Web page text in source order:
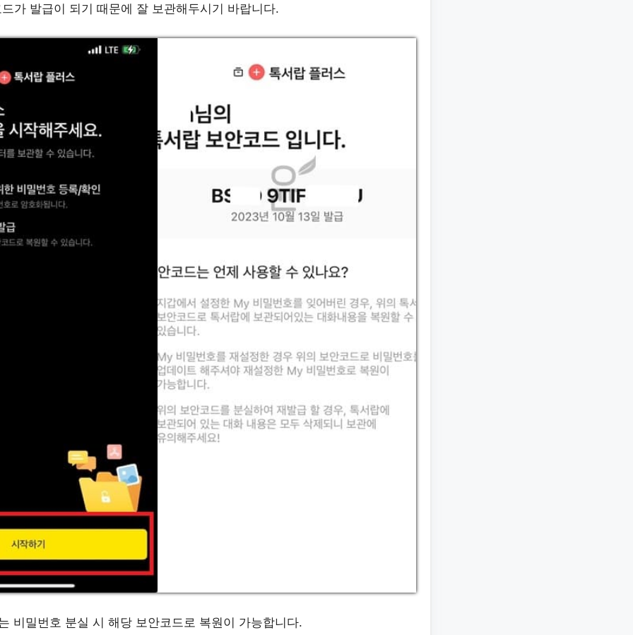
가 발급이 되기 때문에 잘 보관해두시기 바랍니다.
비밀번호 분실 시 해당 보안코드로 복원이 가능합니다.